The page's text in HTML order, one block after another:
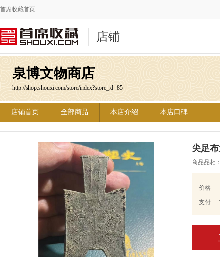
首席收藏首页
店铺
泉博文物商店
http://shop.shouxi.com/store/index?store_id=85
店铺首页 全部商品 本店介绍 本店口碑
尖足
商品品相
价格
支付